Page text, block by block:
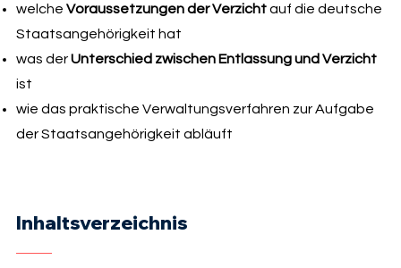
welche Voraussetzungen der Verzichtauf die deutsche
Staatsangehörigkeit hat
was derUnterschied zwischen Entlassung und Verzicht
ist
wie das praktische Verwaltungsverfahren zur Aufgabe
der Staatsangehörigkeit abläuft
Inhaltsverzeichnis